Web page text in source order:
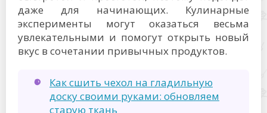
даже для начинающих. Кулинарные
эксперименты могут оказаться весьма
увлекательными и помогут открыть новый
вкус в сочетании привычных продуктов.
Как сшить чехол на гладильную
доску своими руками: обновляем
старую ткань